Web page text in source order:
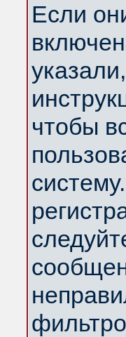
Если
чтобы